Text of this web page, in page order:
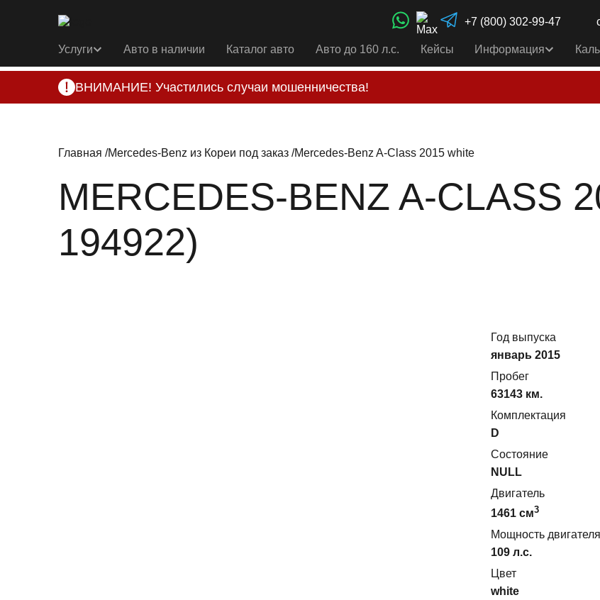
+7 (800) 302-99-47
Услуги Авто в наличии Каталог авто Авто до 160 л.с. Кейсы Информация
ВНИМАНИЕ! Участились случаи мошенничества!
Главная Mercedes-Benz из Кореи под заказ Mercedes-Benz A-Class 2015 white
MERCEDES-BENZ A-CLASS
194922)
Год выпуска
январь 2015
Пробег
63143 км.
Комплектация
D
Состояние
NULL
Двигатель
1461 cм3
Мощность двигателя
109 л.с.
Цвет
white